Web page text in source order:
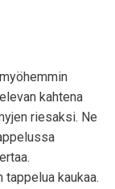
kahtena
riesaksi. Ne
kaukaa.